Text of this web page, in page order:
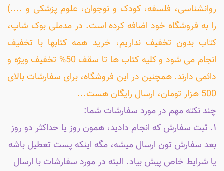
روانشناسی، فلسفه، کودک و نوجوان، علوم پزشکی و ....)
را به فروشگاه خود اضافه کرده است. در مدملی بوک شاپ،
کتاب بدون تخفیف نداریم، خرید همه کتابها با تخفیف
انجام می شود و کلیه کتاب ها تا سقف 50% تخفیف ویژه و
دائمی دارند. همچنین در این فروشگاه، برای سفارشات بالای
500 هزار تومان، ارسال رایگان هست...
چند نکته مهم در مورد سفارشات شما:
۱. ثبت سفارش که انجام دادید، همون روز یا حداکثر دو روز
بعد سفارش تون ارسال میشه، مگه اینکه پست تعطیل باشه
یا شرایط خاص پیش بیاد. البته در مورد سفارشات با ارسال